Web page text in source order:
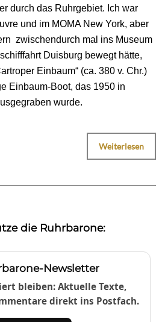
durch das Ruhrgebiet. Ich war
und im MOMA New York, aber
zwischendurch mal ins Museum
Duisburg bewegt hätte,
Einbaum“ (ca. 380 v. Chr.)
Einbaum-Boot, das 1950 in
wurde.
Weiterlesen
die Ruhrbarone:
Newsletter
bleiben: Aktuelle Texte,
direkt ins Postfach.